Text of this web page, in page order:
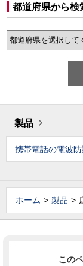
都道府県から検
製品
携帯電話の電波
ホーム 製品
この